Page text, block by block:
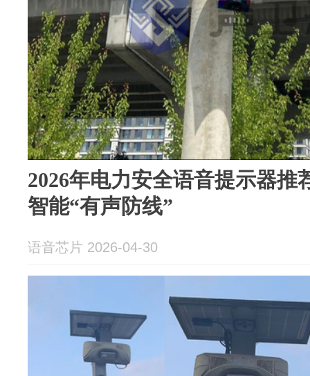
2026年电力安全语音提示器推
智能“有声防线”
语音芯片 2026-04-30